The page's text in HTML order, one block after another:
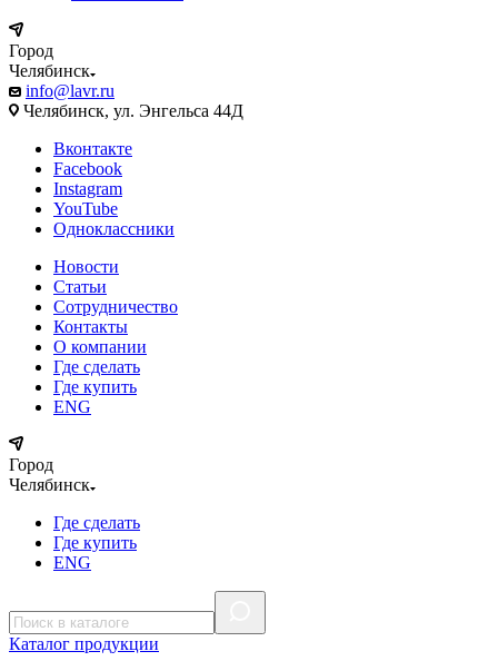
Город
Челябинск
info@lavr.ru
Челябинск, ул. Энгельса 44Д
Вконтакте
Facebook
Instagram
YouTube
Одноклассники
Новости
Статьи
Сотрудничество
Контакты
О компании
Где сделать
Где купить
ENG
Город
Челябинск
Где сделать
Где купить
ENG
Каталог продукции